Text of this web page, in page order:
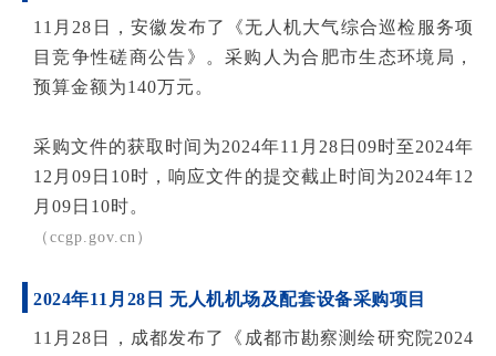
11月28日，安徽发布了《无人机大气综合巡检服务项
目竞争性磋商公告》。采购人为合肥市生态环境局，
预算金额为140万元。
采购文件的获取时间为2024年11月28日09时至2024年
12月09日10时，响应文件的提交截止时间为2024年12
月09日10时。
（ccgp.gov.cn）
2024年11月28日 无人机机场及配套设备采购项目
11月28日，成都发布了《成都市勘察测绘研究院2024